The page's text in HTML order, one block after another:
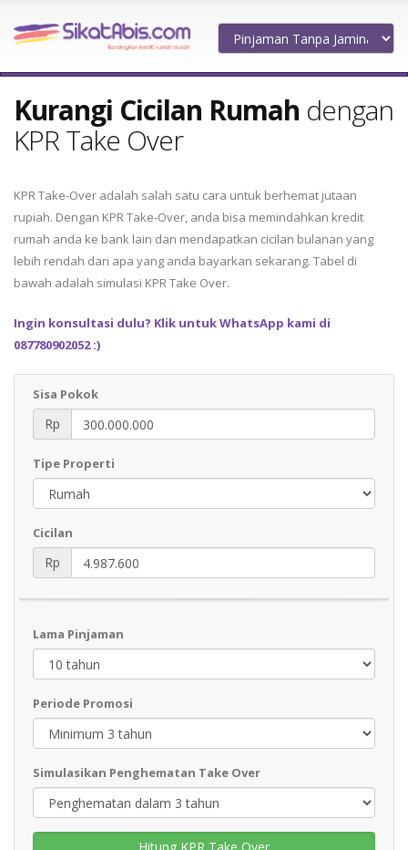
Kurangi Cicilan Rumah dengan
KPR Take Over
KPR Take-Over adalah salah satu cara untuk berhemat jutaan
rupiah. Dengan KPR Take-Over, anda bisa memindahkan kredit
rumah anda ke bank lain dan mendapatkan cicilan bulanan yang
lebih rendah dari apa yang anda bayarkan sekarang. Tabel di
bawah adalah simulasi KPR Take Over.
Ingin konsultasi dulu? Klik untuk WhatsApp kami di
087780902052 :)
Sisa Pokok
Rp
Tipe Properti
Cicilan
Rp
Lama Pinjaman
Periode Promosi
Simulasikan Penghematan Take Over